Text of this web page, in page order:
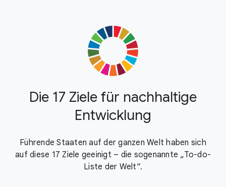
Die 17 Ziele für nachhaltige
Entwicklung
Führende Staaten auf der ganzen Welt haben sich
auf diese 17 Ziele geeinigt – die sogenannte „To-do-
Liste der Welt“.